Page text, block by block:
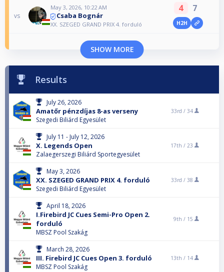
vs
May 3, 2026, 10:22 AM
Csaba Bognár
XX. SZEGED GRAND PRIX 4. forduló
4 7
H2H
SHOW MORE
Results
July 26, 2026
Amatőr pénzdíjas 8-as verseny
Szegedi Biliárd Egyesület
33rd / 34
July 11 - July 12, 2026
X. Legends Open
Zalaegerszegi Biliárd Sportegyesület
17th / 23
May 3, 2026
XX. SZEGED GRAND PRIX 4. forduló
Szegedi Biliárd Egyesület
33rd / 38
April 18, 2026
I.Firebird JC Cues Semi-Pro Open 2.
forduló
MBSZ Pool Szakág
9th / 15
March 28, 2026
III. Firebird JC Cues Open 3. forduló
MBSZ Pool Szakág
13th / 14